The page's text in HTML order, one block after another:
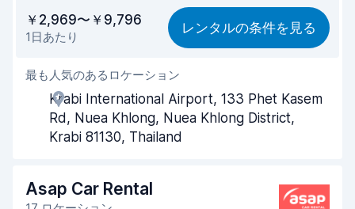
8.5
見つけやすさ 8.7
手際の良さ
受け取り時間
返却時間
車両の清潔さ 9.2
￥2,969〜￥9,796
1日あたり
レンタルの条件を見る
最も人気のあるロケーション
Krabi International Airport, 133 Phet Kasem
Rd, Nuea Khlong, Nuea Khlong District,
Krabi 81130, Thailand
Asap Car Rental